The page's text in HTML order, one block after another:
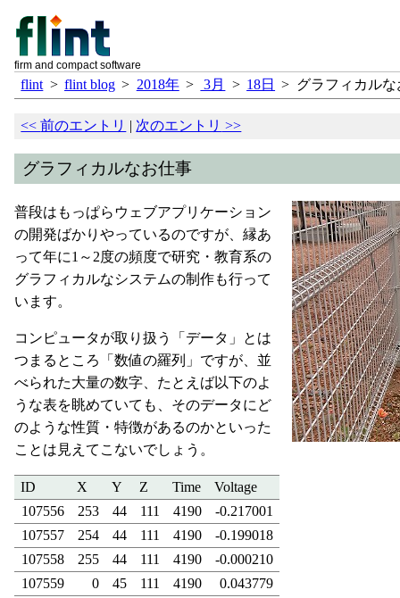
firm and compact software
flint > flint blog > 2018年 > 3月 > 18日 > グラフィカルな
<<前のエントリ | 次のエントリ >>
グラフィカルなお仕事
普段はもっぱらウェブアプリケーション
の開発ばかりやっているのですが、縁あ
って年に1～2度の頻度で研究・教育系の
グラフィカルなシステムの制作も行って
います。
コンピュータが取り扱う「データ」とは
つまるところ「数値の羅列」ですが、並
べられた大量の数字、たとえば以下のよ
うな表を眺めていても、そのデータにど
のような性質・特徴があるのかといった
ことは見えてこないでしょう。
ID X Y Z Time
Voltage
107556
253 44 111 4190
-0.217001
107557
254 44 111 4190
-0.199018
107558
255 44 111 4190
-0.000210
107559
0 45 111 4190
0.043779